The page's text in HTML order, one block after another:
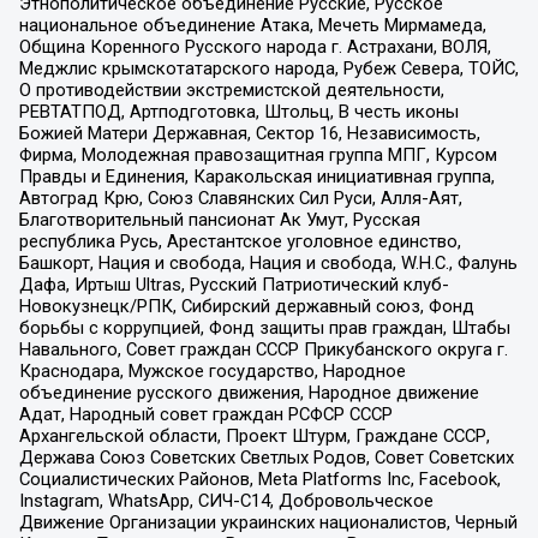
национальное объединение Атака, Мечеть Мирмамеда,
Община Коренного Русского народа г. Астрахани, ВОЛЯ,
Меджлис крымскотатарского народа, Рубеж Севера, ТОЙС,
О противодействии экстремистской деятельности,
РЕВТАТПОД, Артподготовка, Штольц, В честь иконы
Божией Матери Державная, Сектор 16, Независимость,
Фирма, Молодежная правозащитная группа МПГ, Курсом
Правды и Единения, Каракольская инициативная группа,
Автоград Крю, Союз Славянских Сил Руси, Алля-Аят,
Благотворительный пансионат Ак Умут, Русская
республика Русь, Арестантское уголовное единство,
Башкорт, Нация и свобода, Нация и свобода, W.H.С., Фалунь
Дафа, Иртыш Ultras, Русский Патриотический клуб-
Новокузнецк/РПК, Сибирский державный союз, Фонд
борьбы с коррупцией, Фонд защиты прав граждан, Штабы
Навального, Совет граждан СССР Прикубанского округа г.
Краснодара, Мужское государство, Народное
объединение русского движения, Народное движение
Адат, Народный совет граждан РСФСР СССР
Архангельской области, Проект Штурм, Граждане СССР,
Держава Союз Советских Светлых Родов, Совет Советских
Социалистических Районов, Meta Platforms Inc, Facebook,
Instagram, WhatsApp, СИЧ-С14, Добровольческое
Движение Организации украинских националистов, Черный